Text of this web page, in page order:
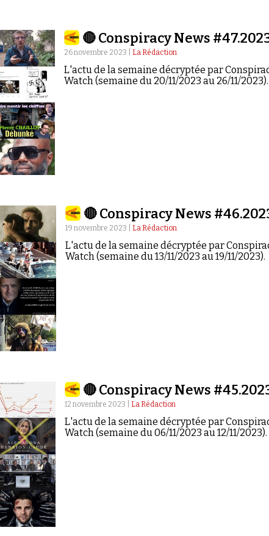
🔴 Conspiracy News
26 novembre 2023 | La Rédaction
L'actu de la semaine décryptée par
Watch (semaine du 20/11/2023 au 26/11/2023).
🔴 Conspiracy News
19 novembre 2023 | La Rédaction
L'actu de la semaine décryptée par
Watch (semaine du 13/11/2023 au 19/11/2023).
🔴 Conspiracy News
12 novembre 2023 | La Rédaction
L'actu de la semaine décryptée par
Watch (semaine du 06/11/2023 au 12/11/2023).